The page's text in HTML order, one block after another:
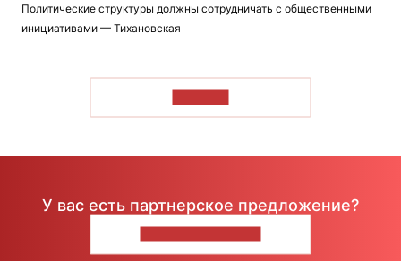
Политические структуры должны сотрудничать с общественными
инициативами — Тихановская
У вас есть партнерское предложение?